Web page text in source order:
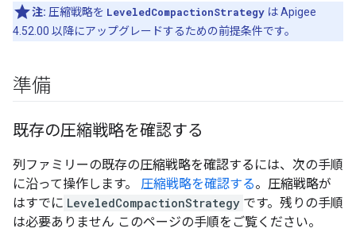
注: 圧縮戦略を LeveledCompactionStrategy は Apigee
4.52.00 以降にアップグレードするための前提条件です。
準備
既存の圧縮戦略を確認する
列ファミリーの既存の圧縮戦略を確認するには、次の手順
に沿って操作します。 圧縮戦略を確認する。圧縮戦略が
はすでに LeveledCompactionStrategy です。残りの手順
は必要ありません このページの手順をご覧ください。